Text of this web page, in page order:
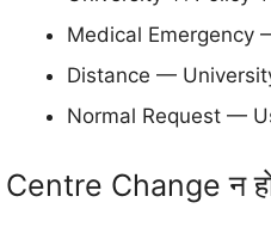
Medical Emergency
Distance —
Normal Request —
Centre Change न